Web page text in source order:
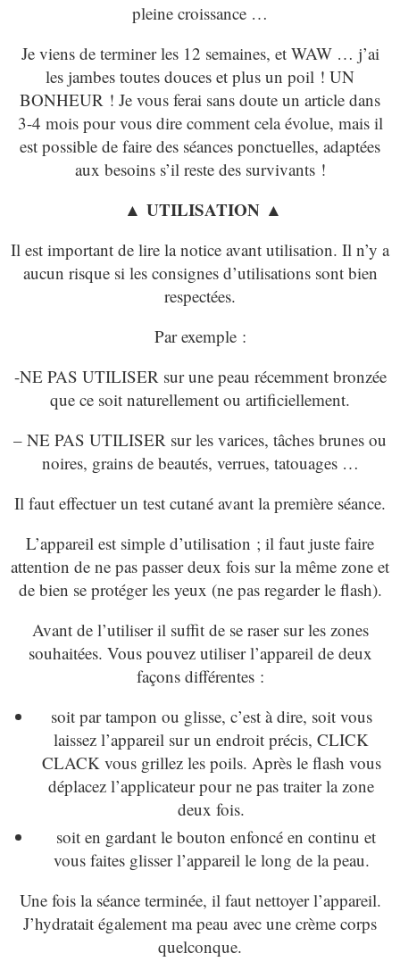
pleine croissance …
Je viens de terminer les 12 semaines, et WAW … j’ai
les jambes toutes douces et plus un poil ! UN
BONHEUR ! Je vous ferai sans doute un article dans
3-4 mois pour vous dire comment cela évolue, mais il
est possible de faire des séances ponctuelles, adaptées
aux besoins s’il reste des survivants !
▲ UTILISATION ▲
Il est important de lire la notice avant utilisation. Il n’y a
aucun risque si les consignes d’utilisations sont bien
respectées.
Par exemple :
-NE PAS UTILISER sur une peau récemment bronzée
que ce soit naturellement ou artificiellement.
– NE PAS UTILISER sur les varices, tâches brunes ou
noires, grains de beautés, verrues, tatouages …
Il faut effectuer un test cutané avant la première séance.
L’appareil est simple d’utilisation ; il faut juste faire
attention de ne pas passer deux fois sur la même zone et
de bien se protéger les yeux (ne pas regarder le flash).
Avant de l’utiliser il suffit de se raser sur les zones
souhaitées. Vous pouvez utiliser l’appareil de deux
façons différentes :
soit par tampon ou glisse, c’est à dire, soit vous
laissez l’appareil sur un endroit précis, CLICK
CLACK vous grillez les poils. Après le flash vous
déplacez l’applicateur pour ne pas traiter la zone
deux fois.
soit en gardant le bouton enfoncé en continu et
vous faites glisser l’appareil le long de la peau.
Une fois la séance terminée, il faut nettoyer l’appareil.
J’hydratait également ma peau avec une crème corps
quelconque.